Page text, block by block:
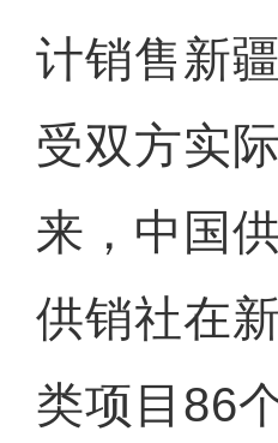
计销售新
受双方实
来，中国
供销社在
类项目86